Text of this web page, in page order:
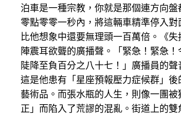
泊車是一種宗教，你就是那個連方向
零點零零一秒內，將這輛車精準停入
比他想象中還要無理頭一百萬倍。《
陣震耳欲聾的廣播聲。「緊急！緊急
陡降至負百分之八十七！」廣播員的
這是他患有「星座預報壓力症候群」
藝術品。而張水瓶的人生，則像一團
正」而陷入了荒謬的混亂。街道上的